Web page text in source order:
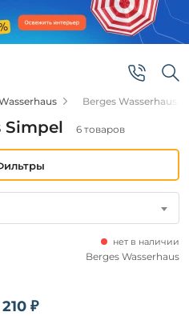
Berges Wasserhaus
Simpel 6 товаров
₽
нет в наличии
Berges Wasserhaus